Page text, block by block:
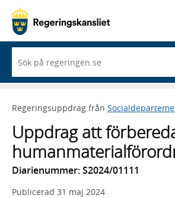
du
börjar
skriva
framträder
lista
med
sökförslag
Regeringsuppdrag från
Uppdrag att
Diarienummer: S2024/01111
Publicerad 31 maj 2024